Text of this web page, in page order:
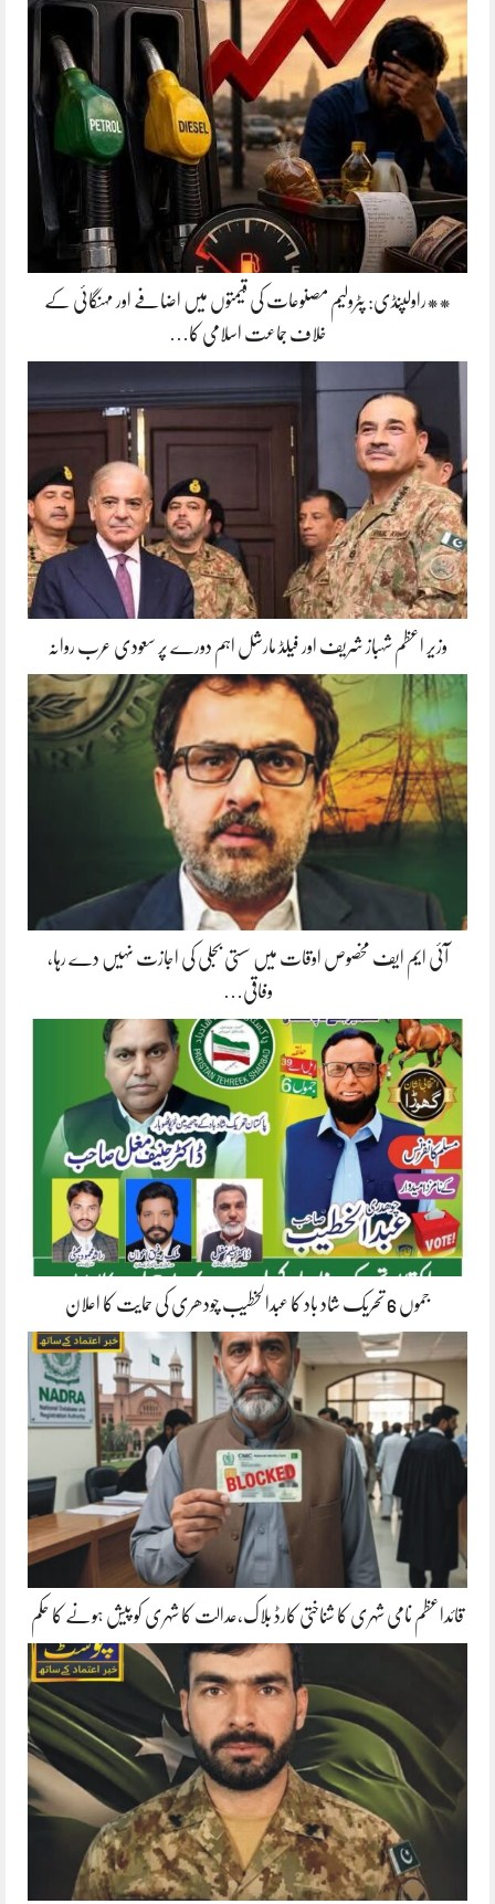
**راولپنڈی: پٹرولیم مصنوعات کی قیمتوں میں اضافے اور مہنگائی کے
خلاف جماعت اسلامی کا…
وزیر اعظم شہباز شریف اور فیلڈ مارشل اہم دورے پر سعودی عرب روانہ
آئی ایم ایف مخصوص اوقات میں سستی بجلی کی اجازت نہیں دے رہا،
وفاقی…
جموں 6 تحریک شاد باد کا عبدالخطیب چودھری کی حمایت کا اعلان
قائداعظم نامی شہری کا شناختی کارڈ بلاک،عدالت کا شہری کو پیش ہونے کا حکم